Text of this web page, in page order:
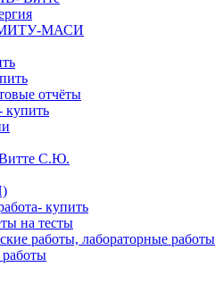
МИТУ-МАСИ
отчёты
купить
С.Ю.
купить
на тесты
работы, лабораторные работы